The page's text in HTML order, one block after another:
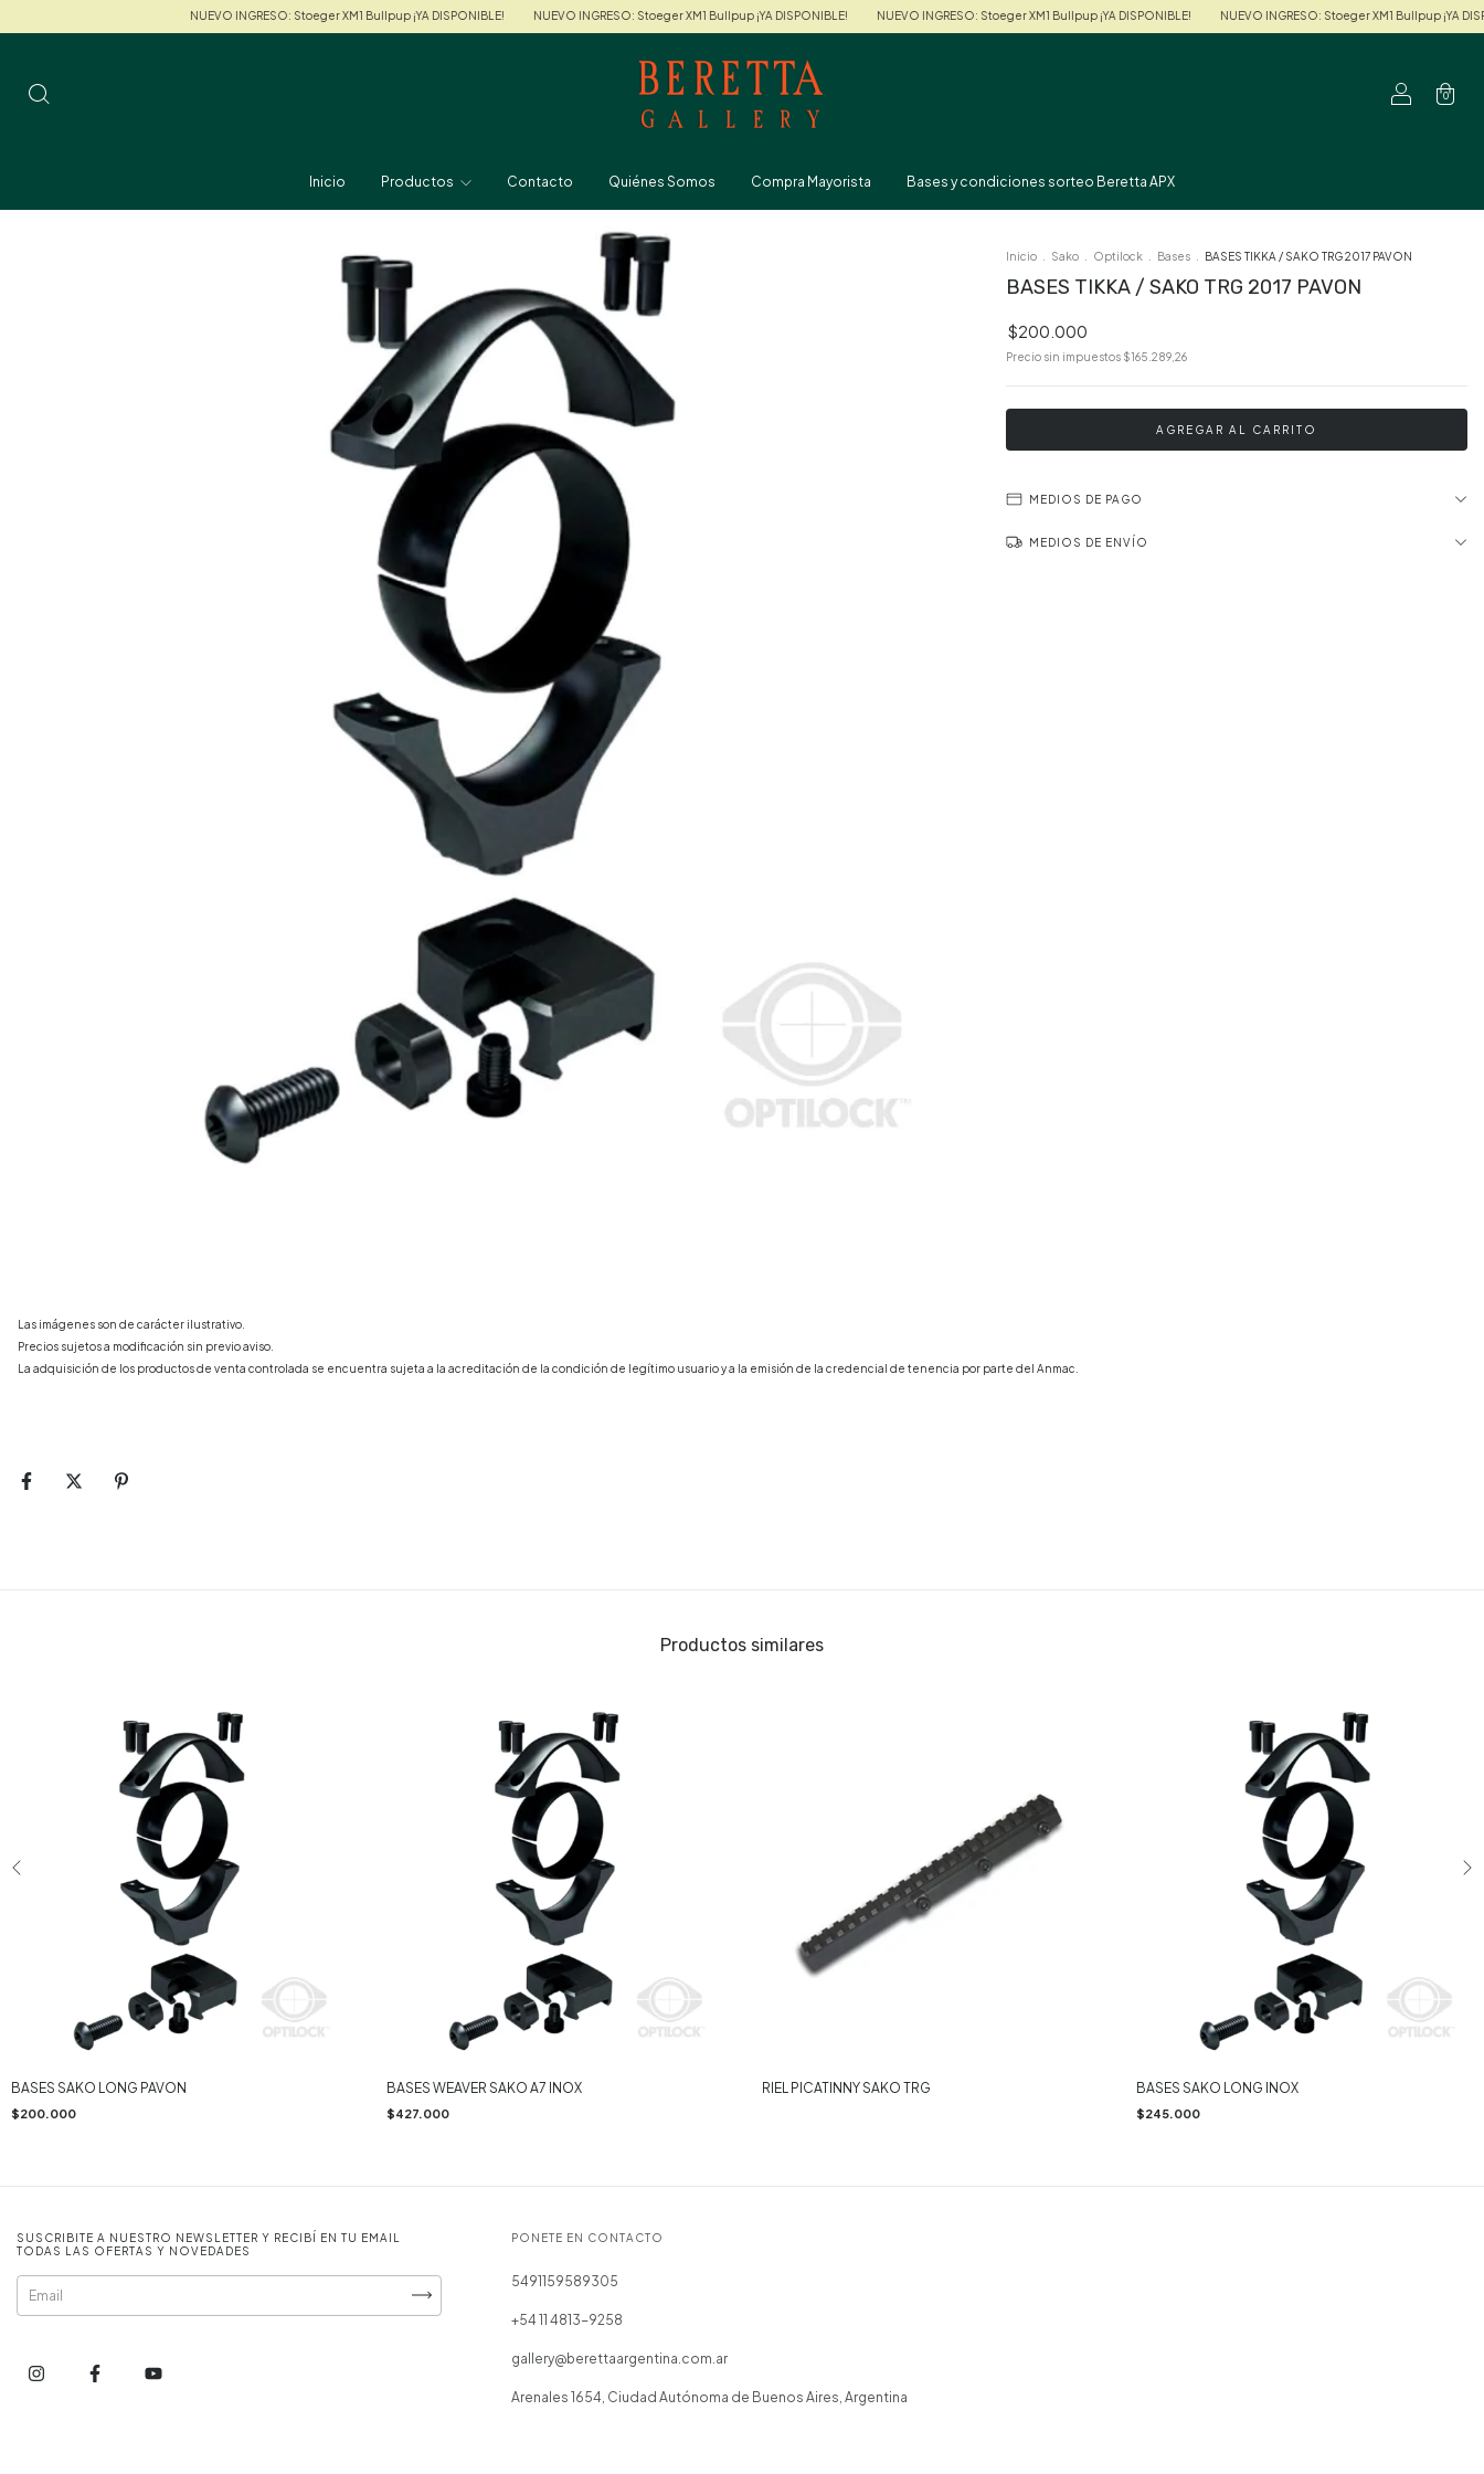
NUEVO INGRESO: Stoeger XM1 Bullpup ¡YA DISPONIBLE! NUEVO INGRESO: Stoeger XM1 Bullpup ¡YA DISPONIBLE! NUEVO INGRESO: Stoeger XM1 Bullpup ¡YA DISPONIBLE! NUEVO INGRESO: Stoeger XM1 Bullpup ¡YA DISPONIBLE!
0
Inicio Productos Contacto Quiénes Somos Compra Mayorista Bases y condiciones sorteo Beretta APX
Inicio Sako Optilock Bases BASES TIKKA / SAKO TRG 2017 PAVON
BASES TIKKA / SAKO TRG 2017 PAVON
$200.000
Precio sin impuestos $165.289,26
MEDIOS DE PAGO
MEDIOS DE ENVÍO
Las imágenes son de carácter ilustrativo.
Precios sujetos a modificación sin previo aviso.
La adquisición de los productos de venta controlada se encuentra sujeta a la acreditación de la condición de legítimo usuario y a la emisión de la credencial de tenencia por parte del Anmac.
Productos similares
BASES SAKO LONG PAVON
$200.000
BASES WEAVER SAKO A7 INOX
$427.000
RIEL PICATINNY SAKO TRG BASES SAKO LONG INOX
$245.000
SUSCRIBITE A NUESTRO NEWSLETTER Y RECIBÍ EN TU EMAIL
TODAS LAS OFERTAS Y NOVEDADES
PONETE EN CONTACTO
5491159589305
+54 11 4813-9258
gallery@berettaargentina.com.ar
Arenales 1654, Ciudad Autónoma de Buenos Aires, Argentina